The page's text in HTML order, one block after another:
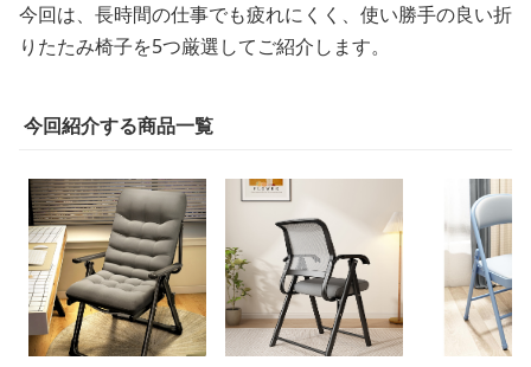
今回は、長時間の仕事でも疲れにくく、使い勝手の良い折
りたたみ椅子を5つ厳選してご紹介します。
今回紹介する商品一覧